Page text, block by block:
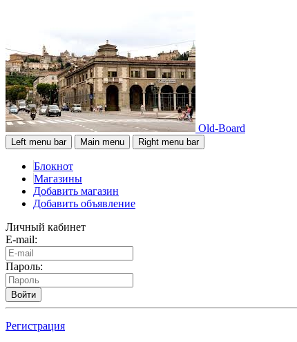
Old-Board
Left menu bar Main menu Right menu bar
Блокнот
Магазины
Добавить магазин
Добавить объявление
Личный кабинет
E-mail:
Пароль:
Войти
Регистрация